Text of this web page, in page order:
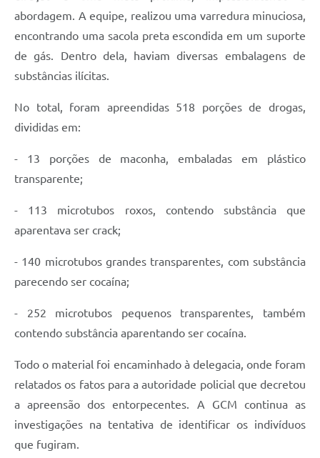
Contas Públicas
Links Úteis
abordagem. A equipe, realizou uma varredura minuciosa,
encontrando uma sacola preta escondida em um suporte
de gás. Dentro dela, haviam diversas embalagens de
substâncias ilícitas.
No total, foram apreendidas 518 porções de drogas,
divididas em:
- 13 porções de maconha, embaladas em plástico
transparente;
- 113 microtubos roxos, contendo substância que
aparentava ser crack;
- 140 microtubos grandes transparentes, com substância
parecendo ser cocaína;
- 252 microtubos pequenos transparentes, também
contendo substância aparentando ser cocaína.
Todo o material foi encaminhado à delegacia, onde foram
relatados os fatos para a autoridade policial que decretou
a apreensão dos entorpecentes. A GCM continua as
investigações na tentativa de identificar os indivíduos
que fugiram.